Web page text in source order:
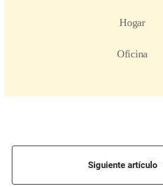
Siguiente artículo